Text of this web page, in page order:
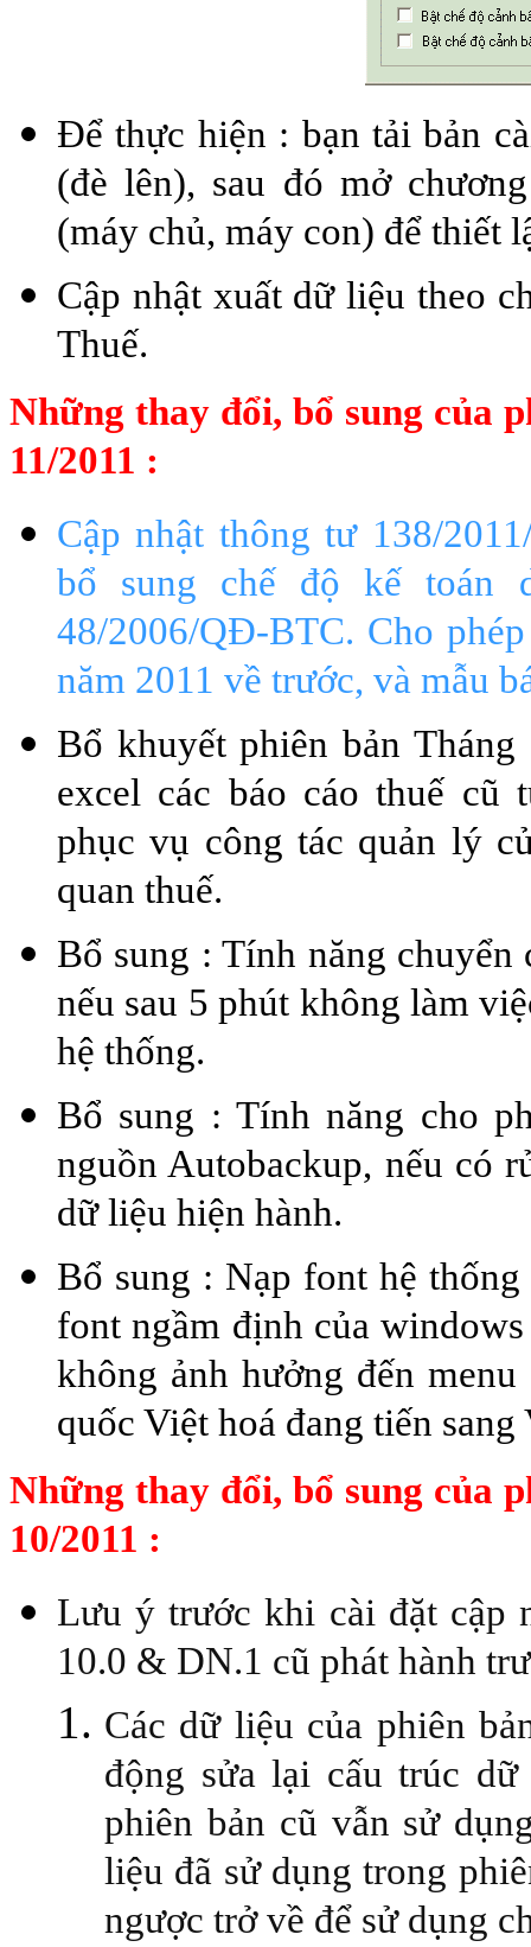
Để thực hiện : bạn tải bản
(đè lên), sau đó mở
(máy chủ, máy con) để thiết
Cập nhật xuất dữ liệu theo
Thuế.
Những thay đổi, bổ sung của
11/2011 :
Cập nhật thông tư 138/
bổ sung chế độ kế toán
48/2006/QĐ-BTC. Cho
năm 2011 về trước, và mẫu
Bổ khuyết phiên bản
excel các báo cáo thuế cũ
phục vụ công tác quản lý
quan thuế.
Bổ sung : Tính năng
nếu sau 5 phút không làm
hệ thống.
Bổ sung : Tính năng cho
nguồn Autobackup, nếu có
dữ liệu hiện hành.
Bổ sung : Nạp font hệ
font ngầm định của
không ảnh hưởng đến
quốc Việt hoá đang tiến
Những thay đổi, bổ sung của
10/2011 :
Lưu ý trước khi cài đặt cập
10.0 & DN.1 cũ phát hành
Các dữ liệu của phiên
động sửa lại cấu trúc
phiên bản cũ vẫn sử
liệu đã sử dụng trong
ngược trở về để sử dụng